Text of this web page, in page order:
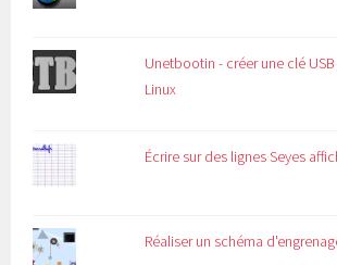
Unetbootin - créer une clé
Linux
Écrire sur des lignes Seyes
Réaliser un schéma